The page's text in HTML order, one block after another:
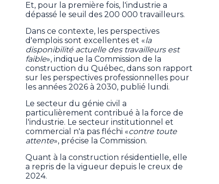
Et, pour la première fois, l'industrie a
dépassé le seuil des 200 000 travailleurs.
Dans ce contexte, les perspectives
d'emplois sont excellentes et «la
disponibilité actuelle des travailleurs est
faible», indique la Commission de la
construction du Québec, dans son rapport
sur les perspectives professionnelles pour
les années 2026 à 2030, publié lundi.
Le secteur du génie civil a
particulièrement contribué à la force de
l'industrie. Le secteur institutionnel et
commercial n'a pas fléchi «contre toute
attente», précise la Commission.
Quant à la construction résidentielle, elle
a repris de la vigueur depuis le creux de
2024.